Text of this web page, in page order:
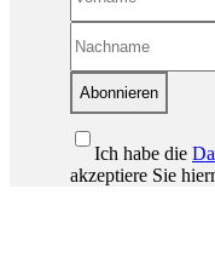
Abonnieren
Ich habe die
akzeptiere Sie